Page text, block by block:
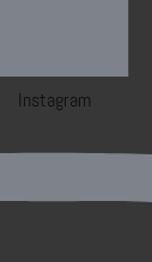
Instagram